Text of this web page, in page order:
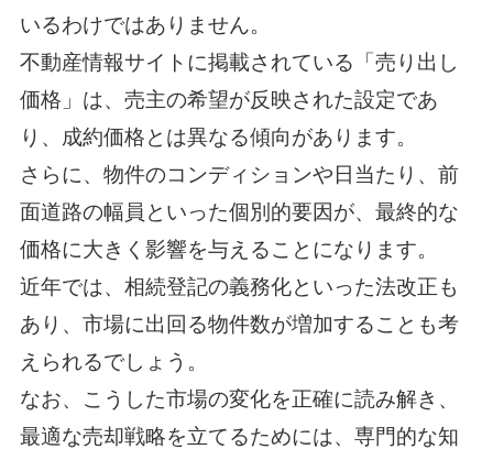
いるわけではありません。
不動産情報サイトに掲載されている「売り出し
価格」は、売主の希望が反映された設定であ
り、成約価格とは異なる傾向があります。
さらに、物件のコンディションや日当たり、前
面道路の幅員といった個別的要因が、最終的な
価格に大きく影響を与えることになります。
近年では、相続登記の義務化といった法改正も
あり、市場に出回る物件数が増加することも考
えられるでしょう。
なお、こうした市場の変化を正確に読み解き、
最適な売却戦略を立てるためには、専門的な知